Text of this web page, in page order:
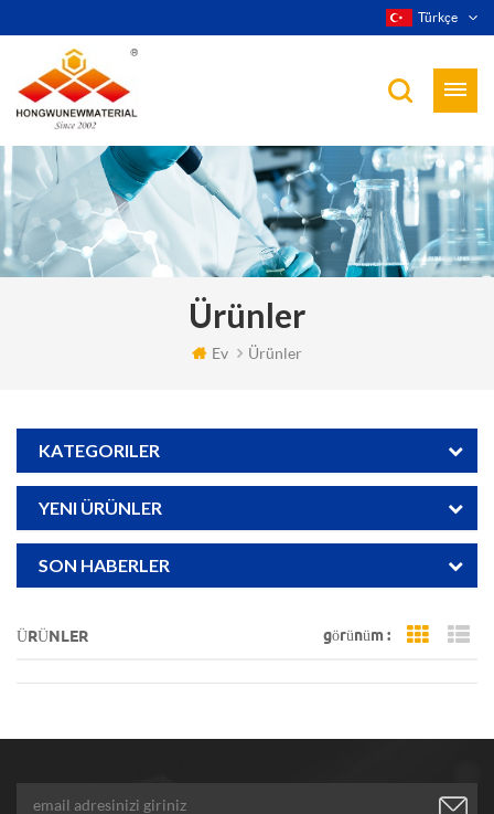
Türkçe
Ürünler
Ev Ürünler
KATEGORILER
YENI ÜRÜNLER
SON HABERLER
ÜRÜNLER görünüm : Grid